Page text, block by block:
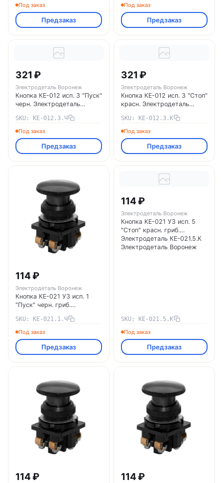
Под заказ
Предзаказ
Под заказ
Предзаказ
321 ₽
Электродеталь Воронеж
Кнопка КЕ-012 исп. 3 "Пуск"
черн. Электродеталь
Воронеж
SKU: КЕ-012.3.Ч
Под заказ
Предзаказ
321 ₽
Электродеталь Воронеж
Кнопка КЕ-012 исп. 3 "Стоп"
красн. Электродеталь
Воронеж
SKU: КЕ-012.3.К
Под заказ
Предзаказ
114 ₽
Электродеталь Воронеж
Кнопка КЕ-021 У3 исп. 1
"Пуск" черн. гриб.
Электродеталь Воронеж
SKU: КЕ-021.1.Ч
Под заказ
Предзаказ
114 ₽
Электродеталь Воронеж
Кнопка КЕ-021 УЗ исп. 5
"Стоп" красн. гриб.
Электродеталь КЕ-021.5.К
Электродеталь Воронеж
SKU: КЕ-021.5.К
Под заказ
Предзаказ
114 ₽ 114 ₽